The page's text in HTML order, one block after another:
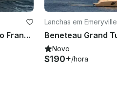
Cruzeiro de festa na Baía de São Francisco a bordo de um navio fretado inspecionado pela USCG de 50 pés
Lanchas em Emeryville
Novo
$190+/hora